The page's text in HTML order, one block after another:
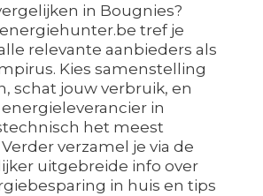
in Bougnies?
tref je
relevante aanbieders als
Kies samenstelling
schat jouw verbruik, en
in
het meest
verzamel je via de
uitgebreide info over
in huis en tips